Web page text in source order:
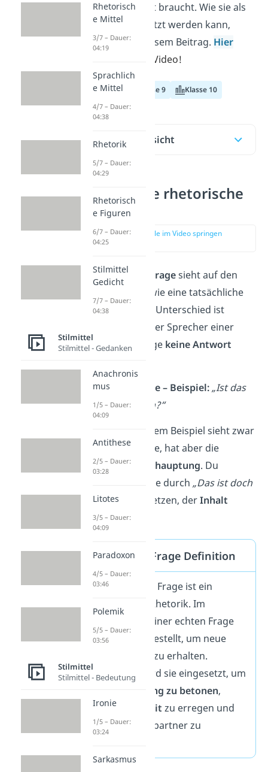
die keine Antwort braucht. Wie sie als
Stilmittel eingesetzt werden kann,
erfährst du in diesem Beitrag. Hier
kommst du zum Video!
Klasse 8 Klasse 9 Klasse 10
Inhaltsübersicht
Was ist eine rhetorische
Frage?
zur Stelle im Video springen
Dierhetorische Fragesieht auf den
ersten Blick aus wie eine tatsächliche
Frage. Der große Unterschied ist
allerdings, dass der Sprecher einer
rhetorischen Frage keine Antwort
Rhetorische Frage – Beispiel:„Ist das
nicht zum Lachen?“
Der Satz in unserem Beispiel sieht zwar
aus wie eine Frage, hat aber die
Wirkung einer
Behauptung. Du
könntest die Frage durch„Das ist doch
zum Lachen“
ersetzen, derInhalt
bleibtderselbe
Rhetorische Frage Definition
Die rhetorische Frage ist ein
der Rhetorik. Im
Gegensatz zu einer echten Frage
wird sie nicht gestellt, um neue
Informationen zu erhalten.
Stattdessen wird sie eingesetzt, um
Behauptung zu betonen,
Aufmerksamkeit zu erregen und
den Gesprächspartner zu
Rhetorisch
e Mittel
3/7 – Dauer:
04:19
Sprachlich
e Mittel
4/7 – Dauer:
04:38
Rhetorik
5/7 – Dauer:
04:29
Rhetorisch
e Figuren
6/7 – Dauer:
04:25
Stilmittel
Gedicht
7/7 – Dauer:
04:38
Stilmittel
Stilmittel - Gedanken
Anachronis
mus
1/5 – Dauer:
04:09
Antithese
2/5 – Dauer:
03:28
Litotes
3/5 – Dauer:
04:09
Paradoxon
4/5 – Dauer:
03:46
Polemik
5/5 – Dauer:
03:56
Stilmittel
Stilmittel - Bedeutung
Ironie
1/5 – Dauer:
03:24
Sarkasmus